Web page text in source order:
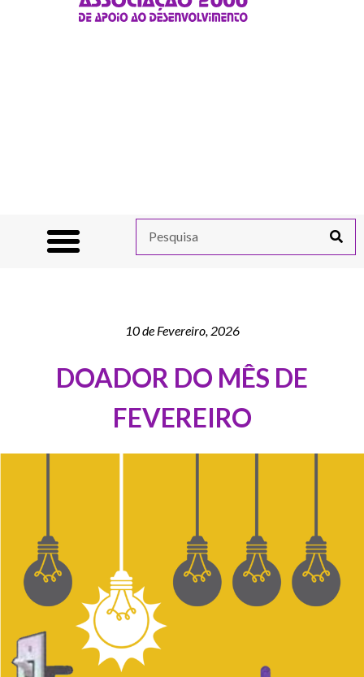
10 de Fevereiro, 2026
DOADOR DO MÊS DE
FEVEREIRO